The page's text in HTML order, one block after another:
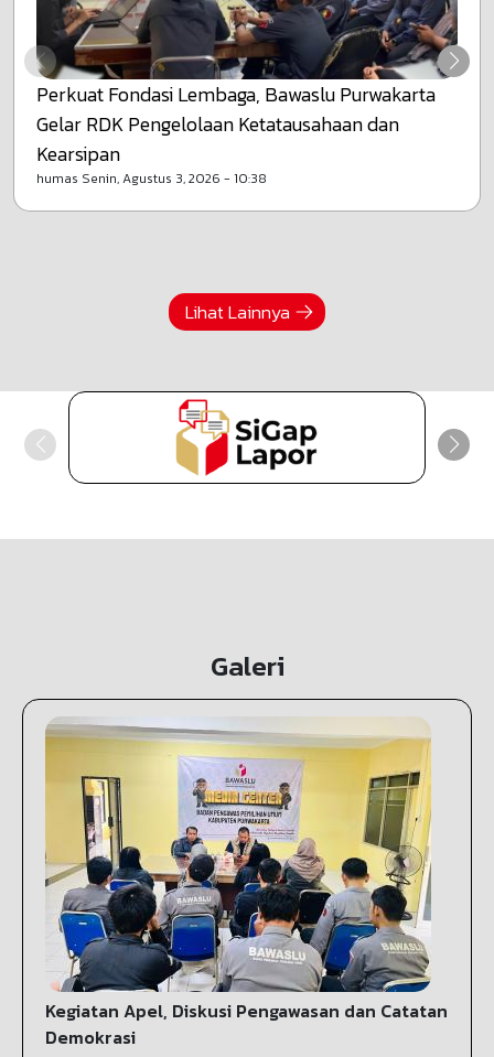
Perkuat Fondasi Lembaga, Bawaslu Purwakarta
Gelar RDK Pengelolaan Ketatausahaan dan
Kearsipan
humas Senin, Agustus 3, 2026 - 10:38
Lihat Lainnya
Galeri
Kegiatan Apel, Diskusi Pengawasan dan Catatan
Demokrasi